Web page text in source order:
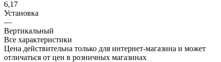
6,17
Установка
—
Вертикальный
Все характеристики
Цена действительна только для интернет-магазина и может
отличаться от цен в розничных магазинах